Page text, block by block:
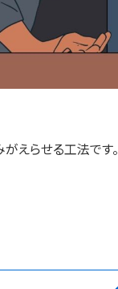
えらせる工法です。